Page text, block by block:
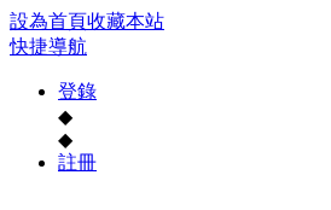
設為首頁收藏本站
快捷導航
登錄
◆
◆
註冊